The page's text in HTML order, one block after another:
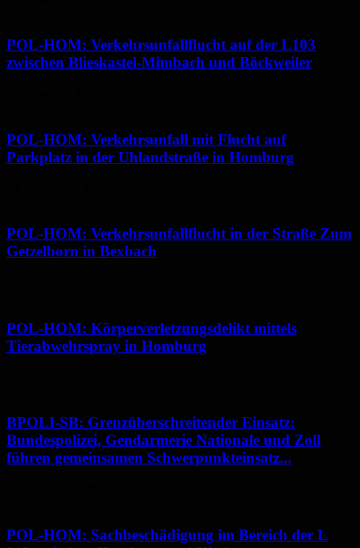
POL-HOM: Verkehrsunfallflucht auf der L103
zwischen Blieskastel-Mimbach und Böckweiler
POL-HOM: Verkehrsunfall mit Flucht auf
Parkplatz in der Uhlandstraße in Homburg
POL-HOM: Verkehrsunfallflucht in der Straße Zum
Getzelborn in Bexbach
POL-HOM: Körperverletzungsdelikt mittels
Tierabwehrspray in Homburg
BPOLI-SB: Grenzüberschreitender Einsatz:
Bundespolizei, Gendarmerie Nationale und Zoll
führen gemeinsamen Schwerpunkteinsatz...
POL-HOM: Sachbeschädigung im Bereich der L